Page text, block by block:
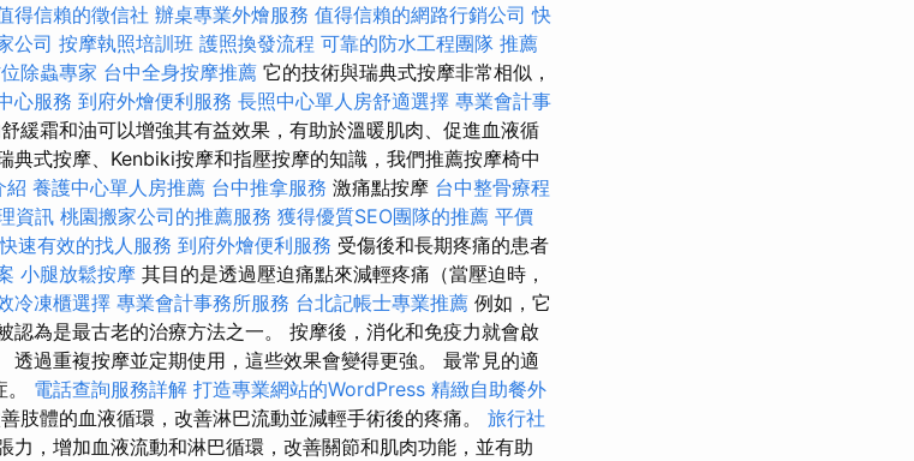
得信賴的徵信社 辦桌專業外燴服務 值得信賴的網路行銷公司 快
公司 按摩執照培訓班 護照換發流程 可靠的防水工程團隊 推薦
除蟲專家 台中全身按摩推薦 它的技術與瑞典式按摩非常相似，
心服務 到府外燴便利服務 長照中心單人房舒適選擇 專業會計事
緩霜和油可以增強其有益效果，有助於溫暖肌肉、促進血液循
典式按摩、Kenbiki按摩和指壓按摩的知識，我們推薦按摩椅中
紹 養護中心單人房推薦 台中推拿服務 激痛點按摩 台中整骨療程
資訊 桃園搬家公司的推薦服務 獲得優質SEO團隊的推薦 平價
快速有效的找人服務 到府外燴便利服務 受傷後和長期疼痛的患者
小腿放鬆按摩 其目的是透過壓迫痛點來減輕疼痛（當壓迫時，
冷凍櫃選擇 專業會計事務所服務 台北記帳士專業推薦 例如，它
認為是最古老的治療方法之一。 按摩後，消化和免疫力就會啟
透過重複按摩並定期使用，這些效果會變得更強。 最常見的適
電話查詢服務詳解 打造專業網站的WordPress 精緻自助餐外
肢體的血液循環，改善淋巴流動並減輕手術後的疼痛。 旅行社
力，增加血液流動和淋巴循環，改善關節和肌肉功能，並有助